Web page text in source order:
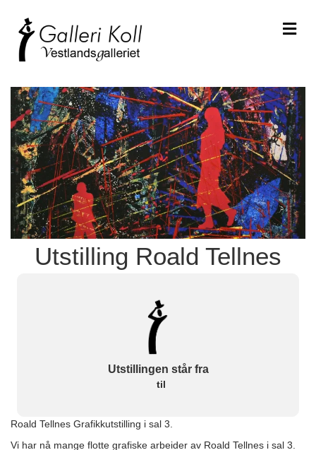
Utstilling Roald Tellnes
Utstillingen står fra
til
Roald Tellnes Grafikkutstilling i sal 3.
Vi har nå mange flotte grafiske arbeider av Roald Tellnes i sal 3.